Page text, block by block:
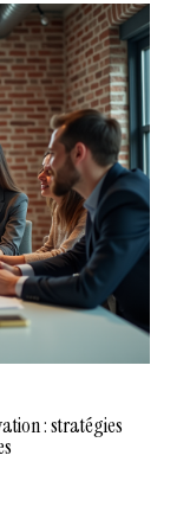
: stratégies